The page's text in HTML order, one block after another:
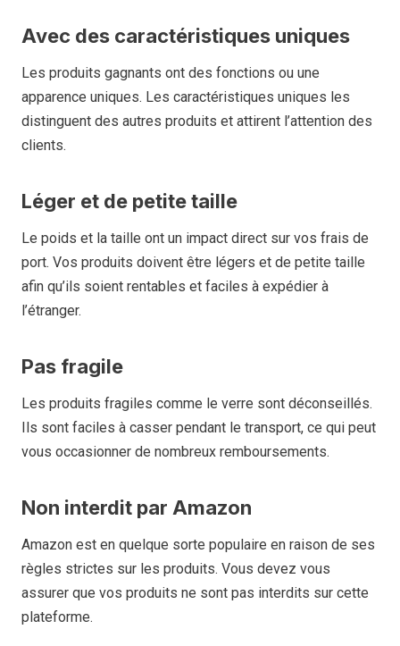
Avec des caractéristiques uniques
Les produits gagnants ont des fonctions ou une
apparence uniques. Les caractéristiques uniques les
distinguent des autres produits et attirent l’attention des
clients.
Léger et de petite taille
Le poids et la taille ont un impact direct sur vos frais de
port. Vos produits doivent être légers et de petite taille
afin qu’ils soient rentables et faciles à expédier à
l’étranger.
Pas fragile
Les produits fragiles comme le verre sont déconseillés.
Ils sont faciles à casser pendant le transport, ce qui peut
vous occasionner de nombreux remboursements.
Non interdit par Amazon
Amazon est en quelque sorte populaire en raison de ses
règles strictes sur les produits. Vous devez vous
assurer que vos produits ne sont pas interdits sur cette
plateforme.